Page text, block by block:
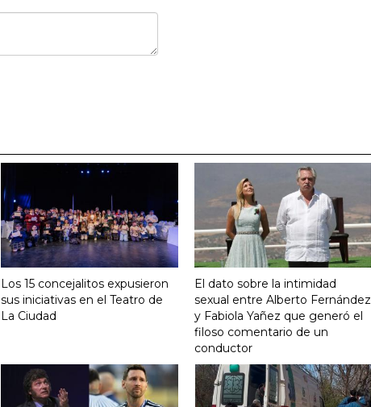
Los 15 concejalitos expusieron
sus iniciativas en el Teatro de
La Ciudad
El dato sobre la intimidad
sexual entre Alberto Fernández
y Fabiola Yañez que generó el
filoso comentario de un
conductor